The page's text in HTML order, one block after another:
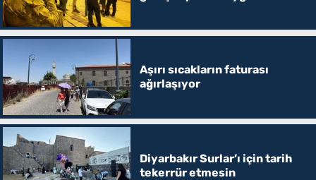
Aşırı sıcakların faturası
ağırlaşıyor
Diyarbakır Surlar’ı için tarih
tekerrür etmesin